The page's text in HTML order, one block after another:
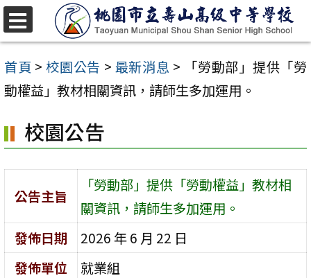
跳
至
主
要
容
區
首頁 > 校園公告 > 最新消息 >
「勞動部」提供「勞
動權益」教材相關資訊，請師生多加運用。
校園公告
公告主旨
「勞動部」提供「勞動權益」教材相
關資訊，請師生多加運用。
發佈日期
2026 年 6 月 22 日
發佈單位
就業組
選
單